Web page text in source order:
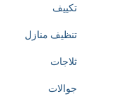
تكييف
تنظيف منازل
ثلاجات
جوالات